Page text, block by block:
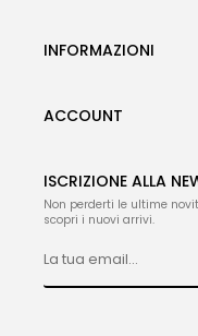
INFORMAZIONI
ACCOUNT
ISCRIZIONE ALLA
Non perderti le ultime
scopri i nuovi arrivi.